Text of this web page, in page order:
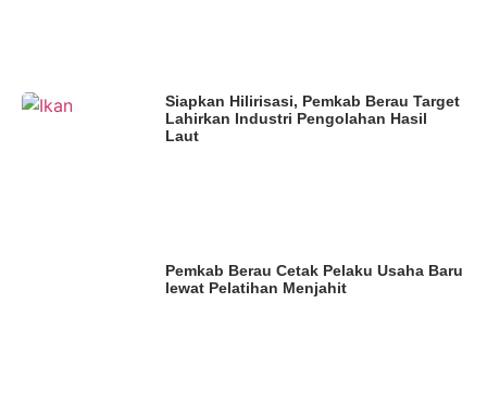
Siapkan Hilirisasi, Pemkab Berau Target
Lahirkan Industri Pengolahan Hasil
Laut
Pemkab Berau Cetak Pelaku Usaha Baru
lewat Pelatihan Menjahit